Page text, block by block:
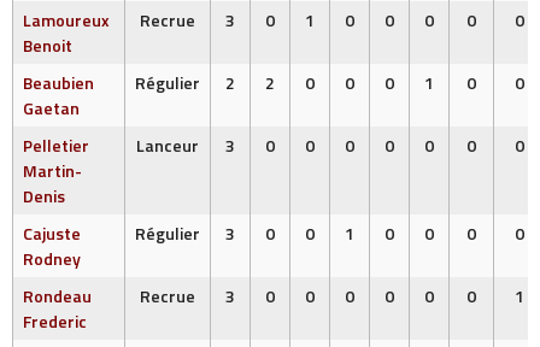
Lamoureux
Benoit
Recrue 3 0 1 0 0 0 0 0
Beaubien
Gaetan
Régulier 2 2 0 0 0 1 0 0
Pelletier
Martin-
Denis
Lanceur 3 0 0 0 0 0 0 0
Cajuste
Rodney
Régulier 3 0 0 1 0 0 0 0
Rondeau
Frederic
Recrue 3 0 0 0 0 0 0 1